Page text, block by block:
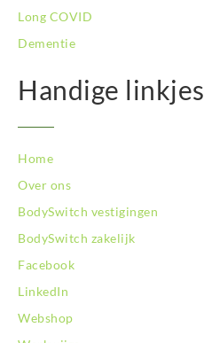
Long COVID
Dementie
Handige linkjes
Home
Over ons
BodySwitch vestigingen
BodySwitch zakelijk
Facebook
LinkedIn
Webshop